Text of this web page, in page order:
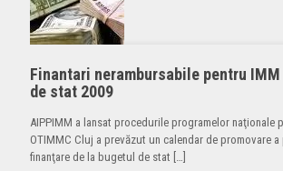
Finantari nerambursabile pentru IMM
de stat 2009
AIPPIMM a lansat procedurile programelor naţionale
OTIMMC Cluj a prevăzut un calendar de promovare
finanţare de la bugetul de stat […]